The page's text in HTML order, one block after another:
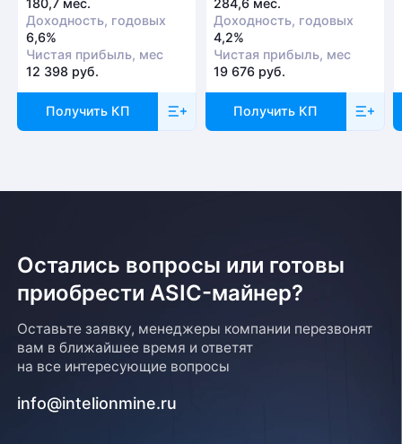
Доходность, годовых
6,6%
Чистая прибыль, мес
12 398 руб.
Получить КП
Доходность, годовых
4,2%
Чистая прибыль, мес
19 676 руб.
Получить КП
Остались вопросы или готовы
приобрести ASIC-майнер?
Оставьте заявку, менеджеры компании перезвонят
вам в ближайшее время и ответят
на все интересующие вопросы
info@intelionmine.ru